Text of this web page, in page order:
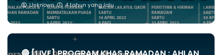
Unknown 4 tahun yang lalu